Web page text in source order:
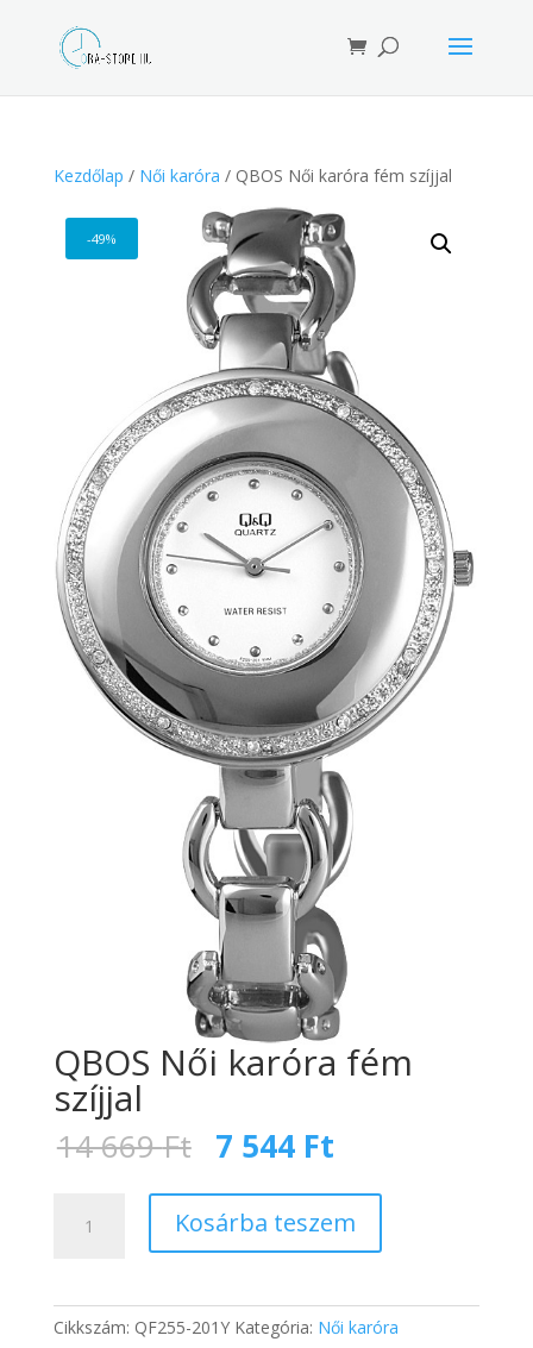
search
Kezdőlap / Női karóra / QBOS Női karóra fém szíjjal
-49%
QBOS Női karóra fém
szíjjal
14 669Ft Original
price
was:
14
669 Ft.
7 544 Ft
is:
7
544 Ft.
szíjjal
Kosárba teszem
Cikkszám: QF255-201Y Kategória: Női karóra